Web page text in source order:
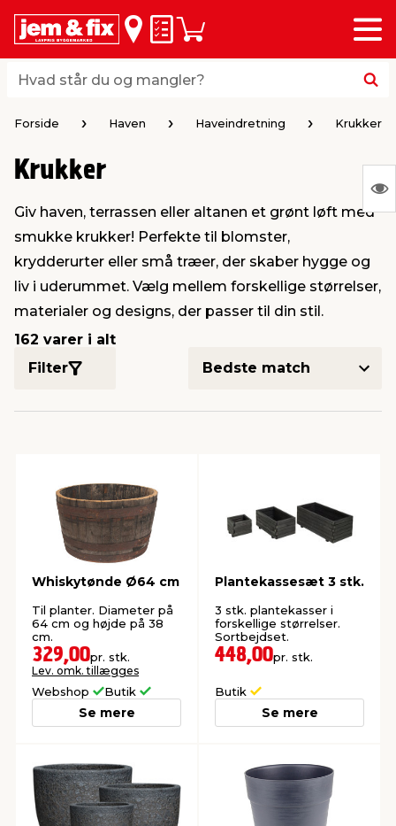
Hvad står du og mangler?
Hvad står du og mangler?
Huskeseddel
Indkøbskurv
Menu
loft & vægge
vinduer
brædder
& stilladser
& ukrudt
& varme
& ophæng
& opbevaring
& standere
& syltning
& armatur
& ventilation
Home
data & TV
& kemikalier
& fugemasse
af værktøj
maskiner
& fritid
Forside Haven Haveindretning Krukker
Krukker
Giv haven, terrassen eller altanen et grønt løft med
smukke krukker! Perfekte til blomster,
krydderurter eller små træer, der skaber hygge og
liv i uderummet. Vælg mellem forskellige størrelser,
materialer og designs, der passer til din stil.
162 varer i alt
Filter
Whiskytønde Ø64 cm
Til planter. Diameter på
64 cm og højde på 38
cm.
329,00pr. stk.
Lev. omk. tillægges
Webshop Butik
Se mere
Plantekassesæt 3 stk.
3 stk. plantekasser i
forskellige størrelser.
Sortbejdset.
448,00pr. stk.
Butik
Se mere